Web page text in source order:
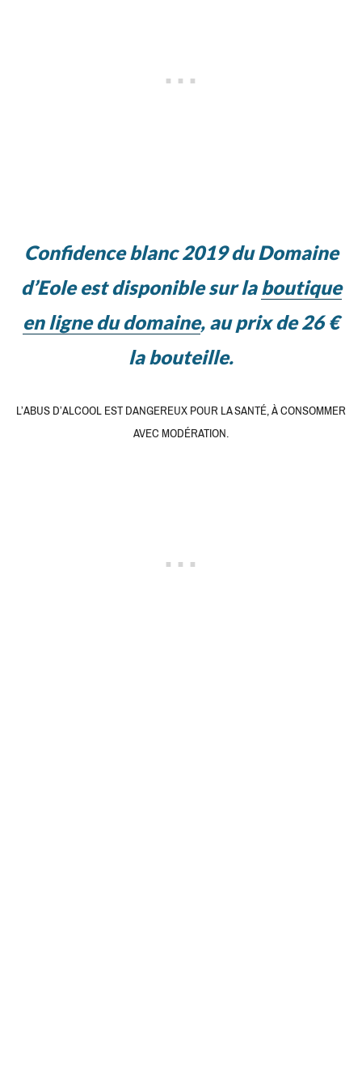
Confidence blanc 2019 du Domaine
d’Eole est disponible sur laboutique
en ligne du domaine, au prix de 26 €
la bouteille.
L’ABUS D’ALCOOL EST DANGEREUX POUR LA SANTÉ, À CONSOMMER
AVEC MODÉRATION.